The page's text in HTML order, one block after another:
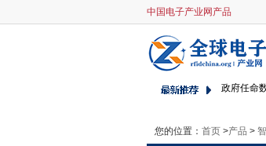
中国电子产业网产品
瞻博网络
微软和
政府任命
在微软的
高通宣布
您的位置： 首页 >产品 >